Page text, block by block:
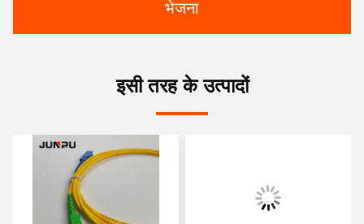
भेजना
इसी तरह के उत्पादों